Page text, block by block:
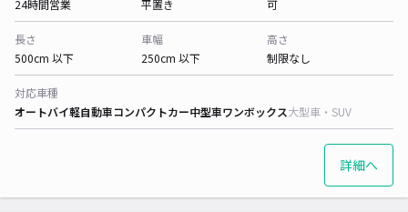
24時間営業
平置き
可
長さ
500cm 以下
車幅
250cm 以下
高さ
制限なし
対応車種
オートバイ軽自動車コンパクトカー中型車ワンボックス大型車・SUV
詳細へ